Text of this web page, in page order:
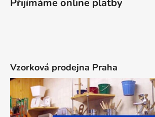
Vzorková prodejna Praha